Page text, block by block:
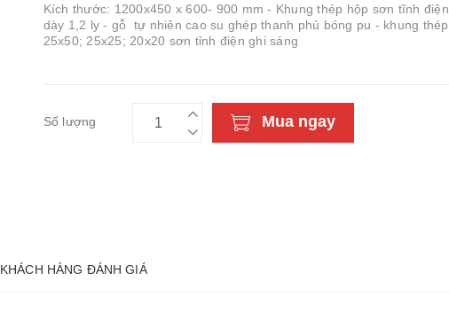
Kích thước: 1200x450 x 600- 900 mm - Khung thép hộp sơn tĩnh điện
dày 1,2 ly - gỗ tự nhiên cao su ghép thanh phủ bóng pu - khung thép
25x50; 25x25; 20x20 sơn tỉnh điện ghi sáng
Số lượng Mua ngay
KHÁCH HÀNG ĐÁNH GIÁ